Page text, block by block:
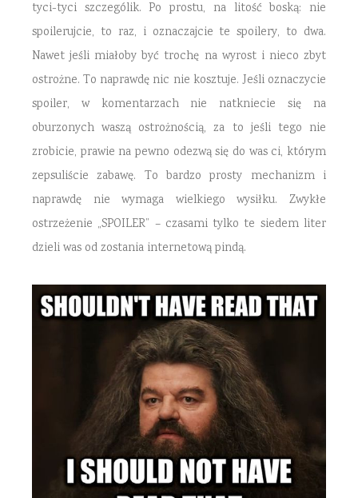
tyci-tyci szczególik. Po prostu, na litość boską: nie
spoilerujcie, to raz, i oznaczajcie te spoilery, to dwa.
Nawet jeśli miałoby być trochę na wyrost i nieco zbyt
ostrożne. To naprawdę nic nie kosztuje. Jeśli oznaczycie
spoiler, w komentarzach nie natkniecie się na
oburzonych waszą ostrożnością, za to jeśli tego nie
zrobicie, prawie na pewno odezwą się do was ci, którym
zepsuliście zabawę. To bardzo prosty mechanizm i
naprawdę nie wymaga wielkiego wysiłku. Zwykłe
ostrzeżenie „SPOILER” – czasami tylko te siedem liter
dzieli was od zostania internetową pindą.